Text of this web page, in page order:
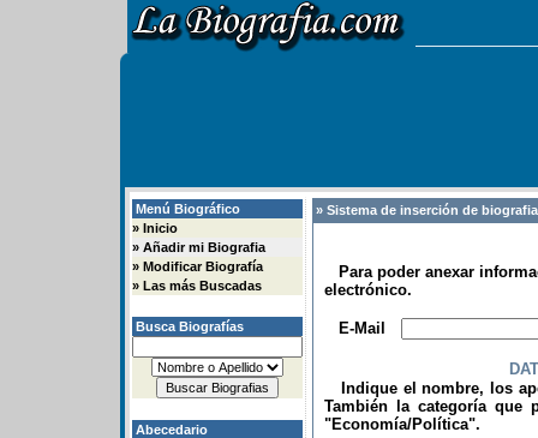
Menú Biográfico
» Inicio
» Añadir mi Biografia
» Modificar Biografía
» Las más Buscadas
Busca Biografías
Abecedario
» Sistema de inserción de
Para poder anexar
electrónico.
E-Mail
Indique el nombre, los
También la categoría que
"Economía/Política".